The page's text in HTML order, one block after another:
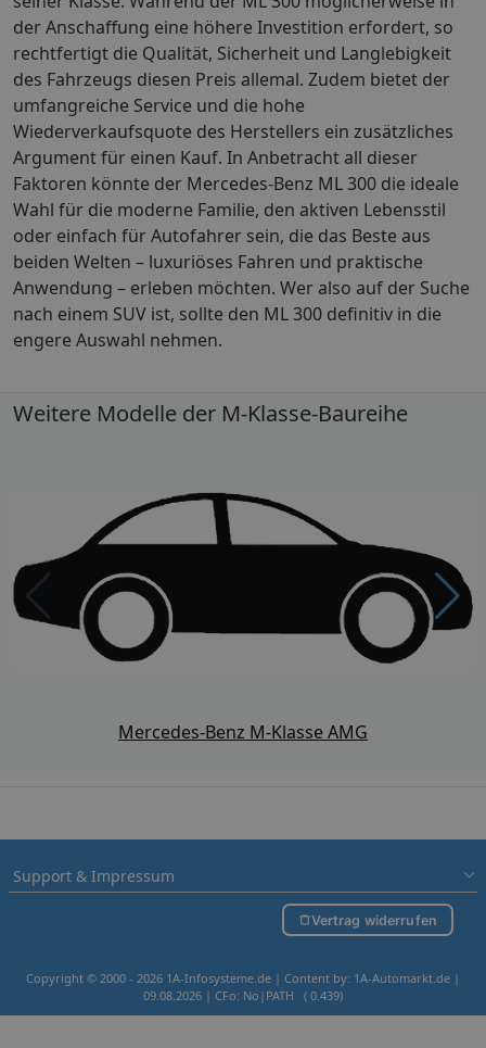
der Anschaffung eine höhere Investition erfordert, so
rechtfertigt die Qualität, Sicherheit und Langlebigkeit
des Fahrzeugs diesen Preis allemal. Zudem bietet der
umfangreiche Service und die hohe
Wiederverkaufsquote des Herstellers ein zusätzliches
Argument für einen Kauf. In Anbetracht all dieser
Faktoren könnte der Mercedes-Benz ML 300 die ideale
Wahl für die moderne Familie, den aktiven Lebensstil
oder einfach für Autofahrer sein, die das Beste aus
beiden Welten – luxuriöses Fahren und praktische
Anwendung – erleben möchten. Wer also auf der Suche
nach einem SUV ist, sollte den ML 300 definitiv in die
engere Auswahl nehmen.
Weitere Modelle der M-Klasse-Baureihe
Mercedes-Benz M-Klasse AMG
Support & Impressum
Vertrag widerrufen
Copyright © 2000 - 2026 1A-Infosysteme.de | Content by: 1A-Automarkt.de |
09.08.2026 | CFo: No|PATH ( 0.439)